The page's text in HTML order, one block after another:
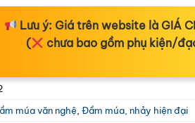
Lưu ý: Giá trên website là GIÁ
(
chưa bao gồm phụ kiện/
múa văn nghệ ,Đầm múa, nhảy hiện đại